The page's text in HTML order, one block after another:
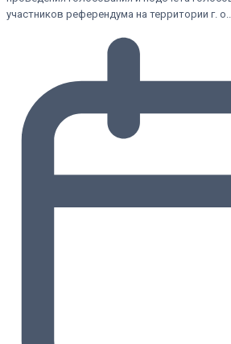
участников референдума на территории г. о.…